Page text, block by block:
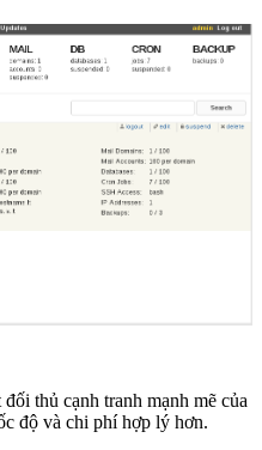
thủ cạnh tranh mạnh mẽ của
độ và chi phí hợp lý hơn.